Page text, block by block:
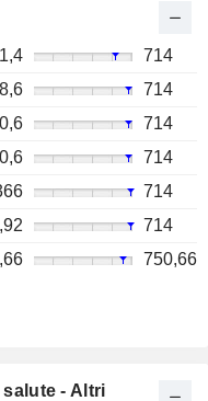
714
714
714
714
714
714
750,66
- Altri